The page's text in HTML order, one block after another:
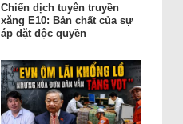
Chiến dịch tuyên truyền
xăng E10: Bản chất của sự
áp đặt độc quyền